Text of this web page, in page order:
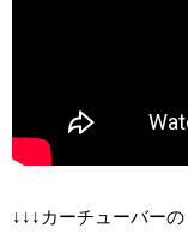
↓↓↓カーチューバーの